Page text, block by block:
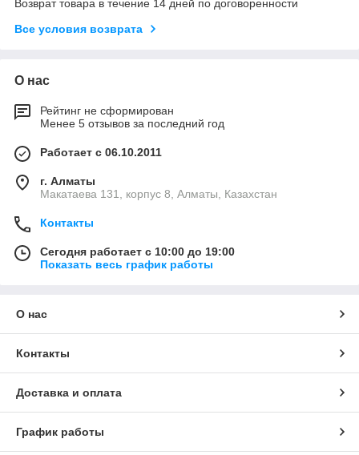
Возврат товара в течение 14 дней по договоренности
Все условия возврата
О нас
Рейтинг не сформирован
Менее 5 отзывов за последний год
Работает с 06.10.2011
г. Алматы
Макатаева 131, корпус 8, Алматы, Казахстан
Контакты
Сегодня работает с 10:00 до 19:00
Показать весь график работы
О нас
Контакты
Доставка и оплата
График работы